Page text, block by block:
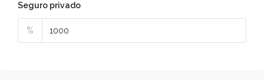
Seguro privado
%